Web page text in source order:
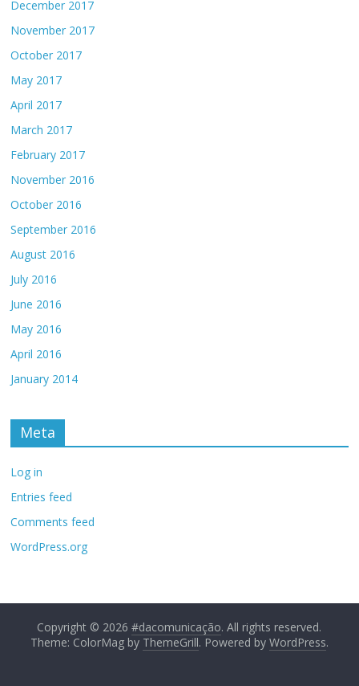
December 2017
November 2017
October 2017
May 2017
April 2017
March 2017
February 2017
November 2016
October 2016
September 2016
August 2016
July 2016
June 2016
May 2016
April 2016
January 2014
Meta
Log in
Entries feed
Comments feed
WordPress.org
Copyright © 2026#dacomunicação. All rights reserved.
Theme: ColorMag by ThemeGrill. Powered by WordPress.